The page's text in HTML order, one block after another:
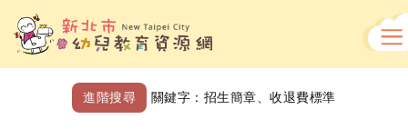
到
主
要
進階搜尋 關鍵字： 招生簡章 、收退費標準